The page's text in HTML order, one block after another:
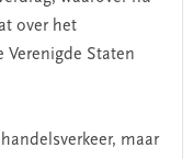
over het
Verenigde Staten
maar